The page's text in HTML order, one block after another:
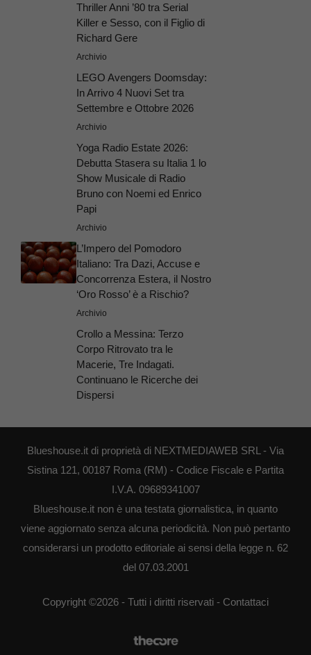
Thriller Anni ’80 tra Serial
Killer e Sesso, con il Figlio di
Richard Gere
Archivio
LEGO Avengers Doomsday:
In Arrivo 4 Nuovi Set tra
Settembre e Ottobre 2026
Archivio
Yoga Radio Estate 2026:
Debutta Stasera su Italia 1 lo
Show Musicale di Radio
Bruno con Noemi ed Enrico
Papi
Archivio
L’Impero del Pomodoro
Italiano: Tra Dazi, Accuse e
Concorrenza Estera, il Nostro
‘Oro Rosso’ è a Rischio?
Archivio
Crollo a Messina: Terzo
Corpo Ritrovato tra le
Macerie, Tre Indagati.
Continuano le Ricerche dei
Dispersi
Blueshouse.it di proprietà di NEXTMEDIAWEB SRL - Via
Sistina 121, 00187 Roma (RM) - Codice Fiscale e Partita
I.V.A. 09689341007
Blueshouse.it non è una testata giornalistica, in quanto
viene aggiornato senza alcuna periodicità. Non può pertanto
considerarsi un prodotto editoriale ai sensi della legge n. 62
del 07.03.2001
Copyright ©2026 - Tutti i diritti riservati - Contattaci